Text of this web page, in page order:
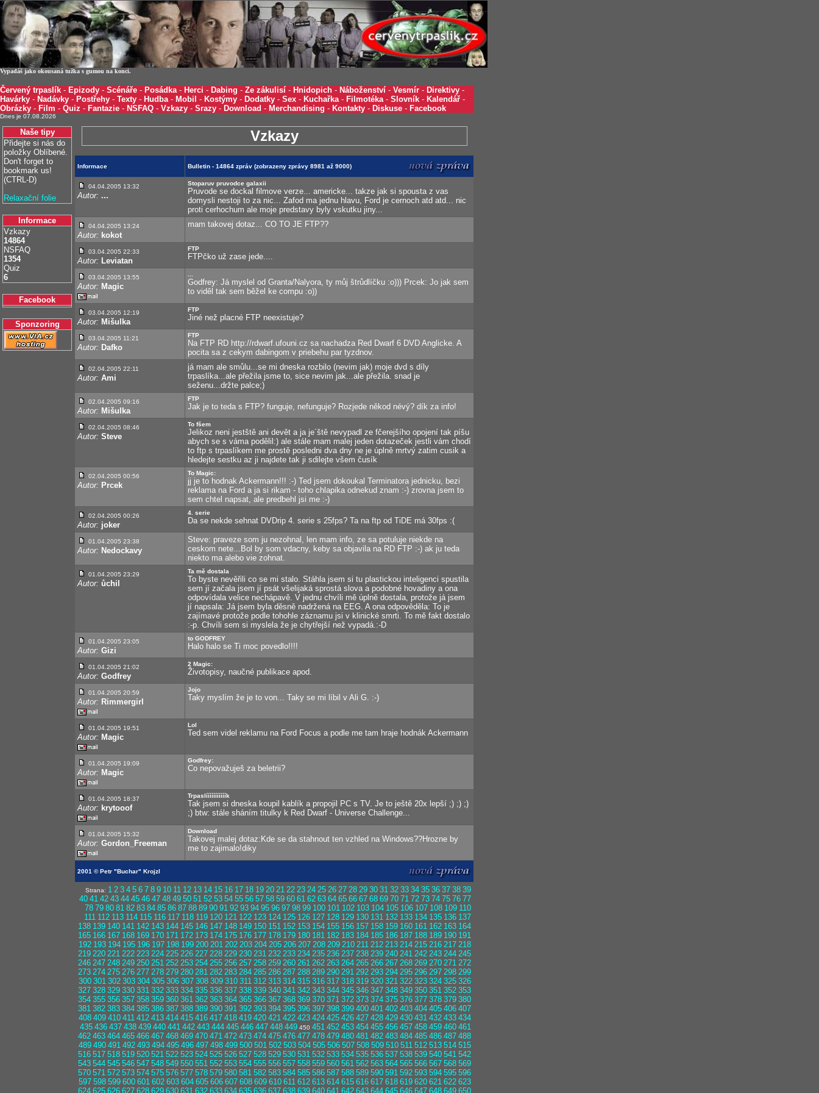
Vypadáš jako okousaná tužka s gumou na konci.
Červený trpaslík - Epizody - Scénáře - Posádka- Herci - Dabing - Ze zákulisí - Hnidopich - Náboženství - Vesmír - Direktivy -
Havárky - Nadávky - Postřehy - Texty - Hudba- Mobil - Kostýmy - Dodatky - Sex - Kuchařka- Filmotéka- Slovník - Kalendář -
Obrázky - Film - Quiz - Fantazie - NSFAQ - Vzkazy - Srazy - Download - Merchandising - Kontakty - Diskuse - Facebook
Dnes je 07.08.2026
Naše tipy
Přidejte si nás do
položky Oblíbené.
Don't forget to
bookmark us!
(CTRL-D)
Relaxační folie
Informace
Vzkazy
14864
NSFAQ
1354
Quiz
6
Facebook
Sponzoring
Vzkazy
Informace Bulletin - 14864 zpráv (zobrazeny zprávy 8981 až 9000)
04.04.2005 13:32
Autor: ...
Stoparuv pruvodce galaxii
Pruvode se dockal filmove verze... americke... takze jak si spousta z vas
domysli nestoji to za nic... Zafod ma jednu hlavu, Ford je cernoch atd atd... nic
proti cerhochum ale moje predstavy byly vskutku jiny...
04.04.2005 13:24
Autor: kokot
mam takovej dotaz... CO TO JE FTP??
03.04.2005 22:33
Autor: Leviatan
FTP
FTPčko už zase jede....
03.04.2005 13:55
Autor: Magic
Godfrey: Já myslel od Granta/Nalyora, ty můj štrůdlíčku :o))) Prcek: Jo jak sem
to viděl tak sem běžel ke compu :o))
03.04.2005 12:19
Autor: Mišulka
FTP
Jiné než placné FTP neexistuje?
03.04.2005 11:21
Autor: Dafko
FTP
Na FTP RD http://rdwarf.ufouni.cz sa nachadza Red Dwarf 6 DVD Anglicke. A
pocita sa z cekym dabingom v priebehu par tyzdnov.
02.04.2005 22:11
Autor: Ami
já mam ale smůlu...se mi dneska rozbilo (nevim jak) moje dvd s díly
trpaslíka...ale přežila jsme to, sice nevim jak...ale přežila. snad je
seženu...držte palce;)
02.04.2005 09:16
Autor: Mišulka
FTP
Jak je to teda s FTP? funguje, nefunguje? Rozjede někod névý? dík za info!
02.04.2005 08:46
Autor: Steve
To fšem
Jelikoz neni jestště ani devět a ja je´ště nevypadl ze fčerejšího opojení tak píšu
abych se s váma podělil:) ale stále mam malej jeden dotazeček jestli vám chodí
to ftp s trpaslíkem me prostě posledni dva dny ne je úplně mrtvý zatim cusik a
hledejte sestku az ji najdete tak ji sdilejte všem čusík
02.04.2005 00:56
Autor: Prcek
To Magic:
jj je to hodnak Ackermann!!! :-) Ted jsem dokoukal Terminatora jednicku, bezi
reklama na Ford a ja si rikam - toho chlapika odnekud znam :-) zrovna jsem to
sem chtel napsat, ale predbehl jsi me :-)
02.04.2005 00:26
Autor: joker
4. serie
Da se nekde sehnat DVDrip 4. serie s 25fps? Ta na ftp od TiDE má 30fps :(
01.04.2005 23:38
Autor: Nedockavy
Steve: praveze som ju nezohnal, len mam info, ze sa potuluje niekde na
ceskom nete...Bol by som vdacny, keby sa objavila na RD FTP :-) ak ju teda
niekto ma alebo vie zohnat.
01.04.2005 23:29
Autor: ůchil
Ta mě dostala
To byste nevěřili co se mi stalo. Stáhla jsem si tu plastickou inteligenci spustila
sem jí začala jsem jí psát všelijaká sprostá slova a podobné hovadiny a ona
odpovídala velice nechápavě. V jednu chvíli mě úplně dostala, protože já jsem
jí napsala: Já jsem byla děsně nadržená na EEG. A ona odpověděla: To je
zajímavé protože podle tohohle záznamu jsi v klinické smrti. To mě fakt dostalo
:-p. Chvíli sem si myslela že je chytřejší než vypadá.:-D
01.04.2005 23:05
Autor: Gizi
to GODFREY
Halo halo se Ti moc povedlo!!!!
01.04.2005 21:02
Autor: Godfrey
2 Magic:
Životopisy, naučné publikace apod.
01.04.2005 20:59
Autor: Rimmergirl
Jojo
Taky myslím že je to von... Taky se mi líbil v Ali G. :-)
01.04.2005 19:51
Autor: Magic
Lol
Ted sem videl reklamu na Ford Focus a podle me tam hraje hodnák Ackermann
01.04.2005 19:09
Autor: Magic
Godfrey:
Co nepovažuješ za beletrii?
01.04.2005 18:37
Autor: krytooof
Trpaslííííííííííík
Tak jsem si dneska koupil kablík a propojil PC s TV. Je to ještě 20x lepší ;) ;) ;)
;) btw: stále sháním titulky k Red Dwarf - Universe Challenge...
01.04.2005 15:32
Autor: Gordon_Freeman
Download
Takovej malej dotaz:Kde se da stahnout ten vzhled na Windows??Hrozne by
me to zajimalo!diky
2001 © Petr "Buchar" Krojzl
Strana: 1 2 3 4 5 6 7 8 9 10 11 12 13 14 15 16 17 18 19 20 21 22 23 24 25 26 27 28 29 30 31 32 33 34 35 36 37 38 39
40 41 42 43 44 45 46 47 48 49 50 51 52 53 54 55 56 57 58 59 60 61 62 63 64 65 66 67 68 69 70 71 72 73 74 75 76 77
78 79 80 81 82 83 84 85 86 87 88 89 90 91 92 93 94 95 96 97 98 99 100 101 102 103 104 105 106 107 108 109 110
111 112 113 114 115 116 117 118 119 120 121 122 123 124 125 126 127 128 129 130 131 132 133 134 135 136 137
138 139 140 141 142 143 144 145 146 147 148 149 150 151 152 153 154 155 156 157 158 159 160 161 162 163 164
165 166 167 168 169 170 171 172 173 174 175 176 177 178 179 180 181 182 183 184 185 186 187 188 189 190 191
192 193 194 195 196 197 198 199 200 201 202 203 204 205 206 207 208 209 210 211 212 213 214 215 216 217 218
219 220 221 222 223 224 225 226 227 228 229 230 231 232 233 234 235 236 237 238 239 240 241 242 243 244 245
246 247 248 249 250 251 252 253 254 255 256 257 258 259 260 261 262 263 264 265 266 267 268 269 270 271 272
273 274 275 276 277 278 279 280 281 282 283 284 285 286 287 288 289 290 291 292 293 294 295 296 297 298 299
300 301 302 303 304 305 306 307 308 309 310 311 312 313 314 315 316 317 318 319 320 321 322 323 324 325 326
327 328 329 330 331 332 333 334 335 336 337 338 339 340 341 342 343 344 345 346 347 348 349 350 351 352 353
354 355 356 357 358 359 360 361 362 363 364 365 366 367 368 369 370 371 372 373 374 375 376 377 378 379 380
381 382 383 384 385 386 387 388 389 390 391 392 393 394 395 396 397 398 399 400 401 402 403 404 405 406 407
408 409 410 411 412 413 414 415 416 417 418 419 420 421 422 423 424 425 426 427 428 429 430 431 432 433 434
435 436 437 438 439 440 441 442 443 444 445 446 447 448 449 450 451 452 453 454 455 456 457 458 459 460 461
462 463 464 465 466 467 468 469 470 471 472 473 474 475 476 477 478 479 480 481 482 483 484 485 486 487 488
489 490 491 492 493 494 495 496 497 498 499 500 501 502 503 504 505 506 507 508 509 510 511 512 513 514 515
516 517 518 519 520 521 522 523 524 525 526 527 528 529 530 531 532 533 534 535 536 537 538 539 540 541 542
543 544 545 546 547 548 549 550 551 552 553 554 555 556 557 558 559 560 561 562 563 564 565 566 567 568 569
570 571 572 573 574 575 576 577 578 579 580 581 582 583 584 585 586 587 588 589 590 591 592 593 594 595 596
597 598 599 600 601 602 603 604 605 606 607 608 609 610 611 612 613 614 615 616 617 618 619 620 621 622 623
624 625 626 627 628 629 630 631 632 633 634 635 636 637 638 639 640 641 642 643 644 645 646 647 648 649 650